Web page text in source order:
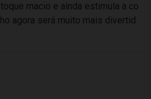
macio e ainda estimula a co
agora será muito mais divertid